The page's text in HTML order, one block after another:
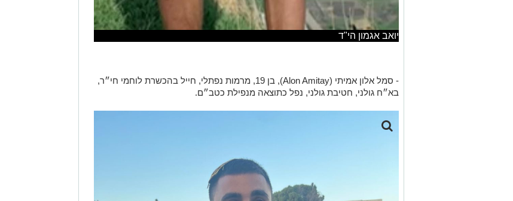
יואב אגמון הי"ד
- סמל אלון אמיתי (Alon Amitay), בן 19, מרמות נפתלי, חייל בהכשרת לוחמי חי״ר,
בא״ח גולני, חטיבת גולני, נפל כתוצאה מנפילת כטב״ם.